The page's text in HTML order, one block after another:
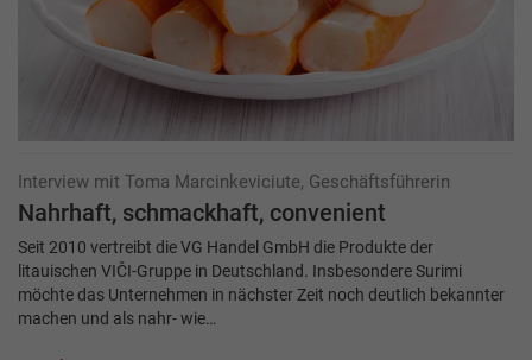
Interview mit Toma Marcinkeviciute, Geschäftsführerin
Nahrhaft, schmackhaft, convenient
Seit 2010 vertreibt die VG Handel GmbH die Produkte der
litauischen VIČI-Gruppe in Deutschland. Insbesondere Surimi
möchte das Unternehmen in nächster Zeit noch deutlich bekannter
machen und als nahr- wie…